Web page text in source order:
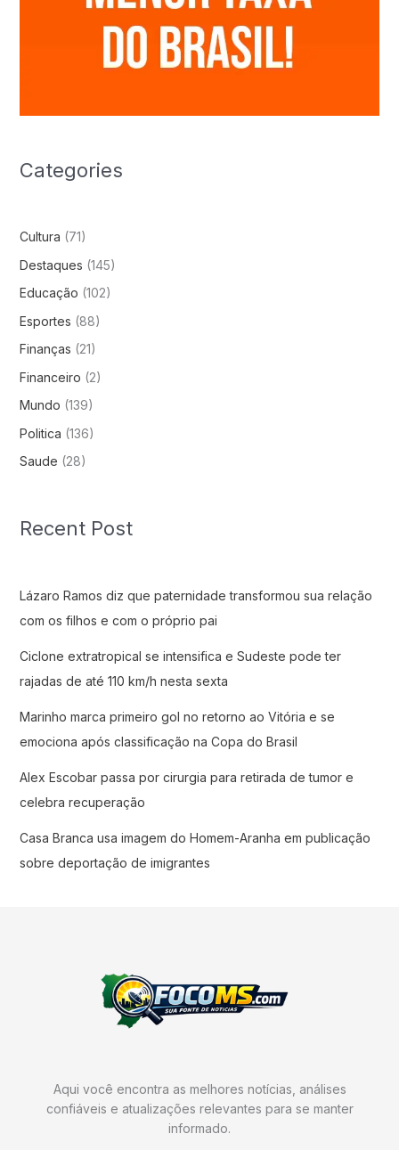
Categories
Cultura (71)
Destaques (145)
Educação (102)
Esportes (88)
Finanças (21)
Financeiro (2)
Mundo (139)
Politica (136)
Saude (28)
Recent Post
Lázaro Ramos diz que paternidade transformou sua relação
com os filhos e com o próprio pai
Ciclone extratropical se intensifica e Sudeste pode ter
rajadas de até 110 km/h nesta sexta
Marinho marca primeiro gol no retorno ao Vitória e se
emociona após classificação na Copa do Brasil
Alex Escobar passa por cirurgia para retirada de tumor e
celebra recuperação
Casa Branca usa imagem do Homem-Aranha em publicação
sobre deportação de imigrantes
Aqui você encontra as melhores notícias, análises
confiáveis e atualizações relevantes para se manter
informado.